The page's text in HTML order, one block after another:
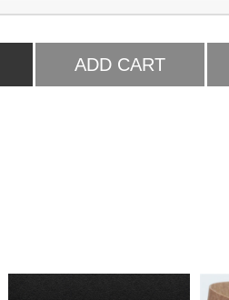
ADD CART